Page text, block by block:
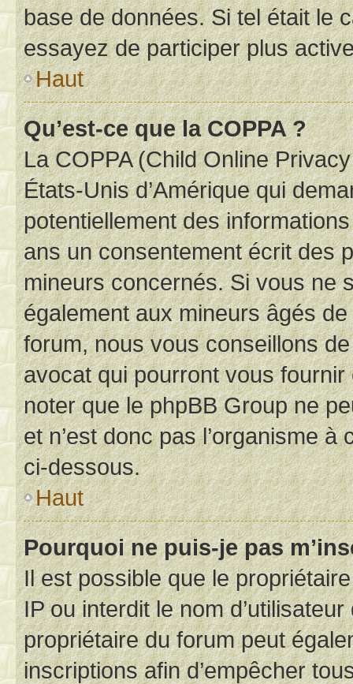
base de données. Si tel était le
essayez de participer plus
Haut
Qu’est-ce que la COPPA ?
La COPPA (Child Online
États-Unis d’Amérique qui
potentiellement des
ans un consentement écrit des
mineurs concernés. Si vous ne
également aux mineurs âgés
forum, nous vous conseillons
avocat qui pourront vous
noter que le phpBB Group ne
et n’est donc pas l’organisme
ci-dessous.
Haut
Pourquoi ne puis-je pas
Il est possible que le
IP ou interdit le nom
propriétaire du forum peut
inscriptions afin d’empêcher